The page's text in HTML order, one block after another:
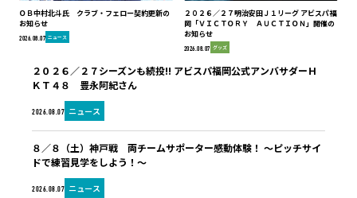
ＯＢ中村北斗氏 クラブ・フェロー契約更新の
お知らせ
2026.08.07 ニュース
２０２６／２７明治安田Ｊ１リーグ アビスパ福
岡「ＶＩＣＴＯＲＹ ＡＵＣＴＩＯＮ」開催の
お知らせ
2026.08.07 グッズ
2026.08.07 ニュース
２０２６／２７シーズンも続投!! アビスパ福岡公式アンバサダーＨ
ＫＴ４８ 豊永阿紀さん
2026.08.07 ニュース
８／８（土）神戸戦 両チームサポーター感動体験！ ～ピッチサイ
ドで練習見学をしよう！～